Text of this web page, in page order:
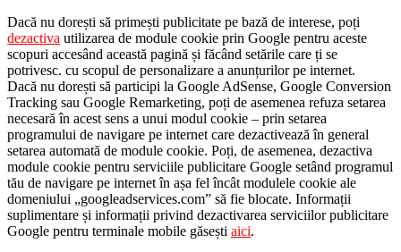
Dacă nu dorești să primești publicitate pe bază de interese, poți
dezactiva utilizarea de module cookie prin Google pentru aceste
scopuri accesând această pagină și făcând setările care ți se
potrivesc. cu scopul de personalizare a anunțurilor pe internet.
Dacă nu dorești să participi la Google AdSense, Google Conversion
Tracking sau Google Remarketing, poți de asemenea refuza setarea
necesară în acest sens a unui modul cookie – prin setarea
programului de navigare pe internet care dezactivează în general
setarea automată de module cookie. Poți, de asemenea, dezactiva
module cookie pentru serviciile publicitare Google setând programul
tău de navigare pe internet în așa fel încât modulele cookie ale
domeniului „googleadservices.com” să fie blocate. Informații
suplimentare și informații privind dezactivarea serviciilor publicitare
Google pentru terminale mobile găsești aici.